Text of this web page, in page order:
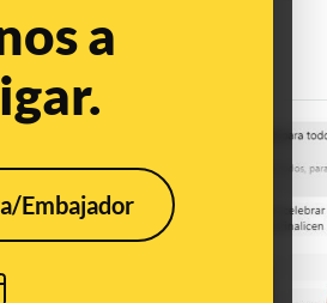
a
Embajador